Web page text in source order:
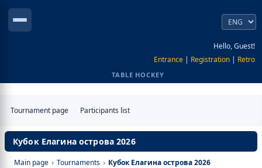
Hello, Guest!
Entrance | Registration | Retro
TABLE HOCKEY
Tournament page Participants list
Кубок Елагина острова 2026
Main page › Tournaments › Кубок Елагина острова 2026